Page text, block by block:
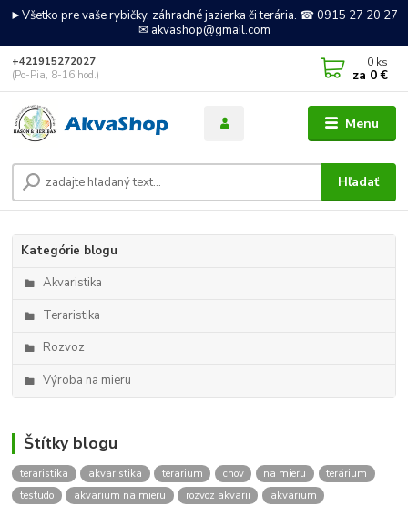
►Všetko pre vaše rybičky, záhradné jazierka či terária. ☎ 0915 27 20 27
✉ akvashop@gmail.com
Menu
Hľadať
+421915272027
(Po-Pia, 8-16 hod.)
0 ks
za 0 €
Kategórie blogu
Akvaristika
Teraristika
Rozvoz
Výroba na mieru
Štítky blogu
teraristika akvaristika terarium chov na mieru
terárium
testudo
akvarium na mieru rozvoz akvarii
akvarium